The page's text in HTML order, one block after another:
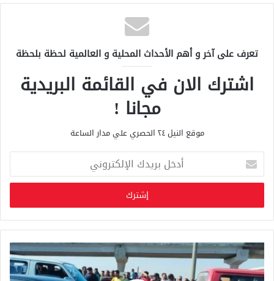
تعرف على آخر و أهم الأحداث المحلية و العالمية لحظة بلحظة
اشترك الان في القائمة البريدية
مجانا !
موقع النيل ٢٤ الحصري علي مدار الساعة
خ
ب
ر
ي
د
ك
ا